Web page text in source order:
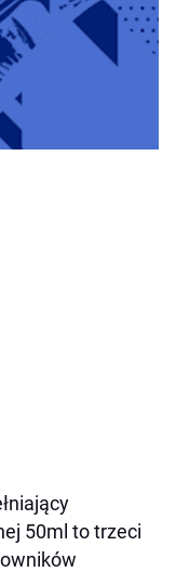
50ml to trzeci